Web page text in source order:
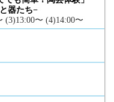
器たち−
(3)13:00〜 (4)14:00〜